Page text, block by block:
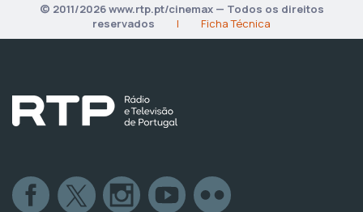
© 2011/2026 www.rtp.pt/cinemax — Todos os direitos
reservados
| Ficha Técnica